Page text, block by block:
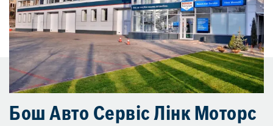
Бош Авто Сервіс Лінк Моторс